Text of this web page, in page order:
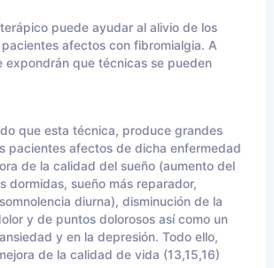
puede ayudar al alivio de los
afectos con fibromialgia. A
expondrán que técnicas se pueden
que esta técnica, produce grandes
pacientes afectos de dicha enfermedad
de la calidad del sueño (aumento del
dormidas, sueño más reparador,
diurna), disminución de la
y de puntos dolorosos así como un
y en la depresión. Todo ello,
de la calidad de vida (13,15,16)